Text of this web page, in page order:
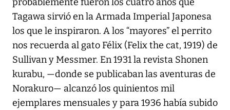
probablemente fueron los cuatro años que
Tagawa sirvió en la Armada Imperial Japonesa
los que le inspiraron. A los “mayores” el perrito
nos recuerda al gato Félix (Felix the cat, 1919) de
Sullivan y Messmer. En 1931 la revista Shonen
kurabu, —donde se publicaban las aventuras de
Norakuro— alcanzó los quinientos mil
ejemplares mensuales y para 1936 había subido